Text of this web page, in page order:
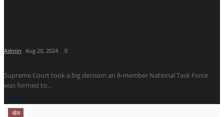
Admin Aug 20, 2024 0
Supreme Court took a big decision an 8-member National Task Force
was formed to...
खेल